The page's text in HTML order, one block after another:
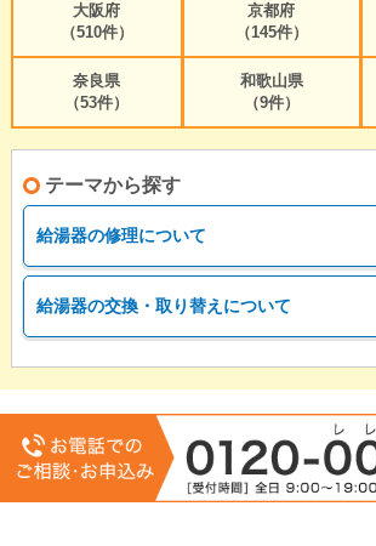
大阪府
（510件）
京都府
（145件）
奈良県
（53件）
和歌山県
（9件）
テーマから探す
給湯器の修理について
給湯器の交換・取り替えについて